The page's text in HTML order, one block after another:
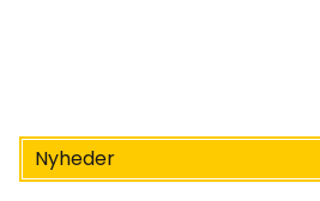
Nyheder